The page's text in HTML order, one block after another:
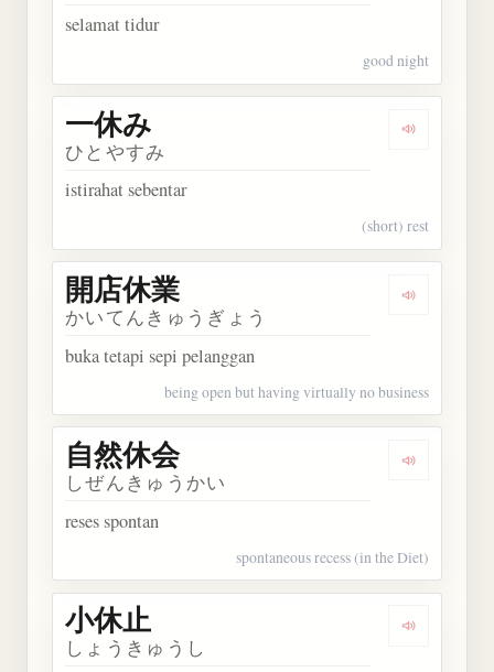
selamat tidur
good night
Dengarkan
一休み
ひとやすみ
istirahat sebentar
(short) rest
Dengarkan
開店休業
かいてんきゅうぎょう
buka tetapi sepi pelanggan
being open but having virtually no business
Dengarkan
自然休会
しぜんきゅうかい
reses spontan
spontaneous recess (in the Diet)
Dengarkan
小休止
しょうきゅうし